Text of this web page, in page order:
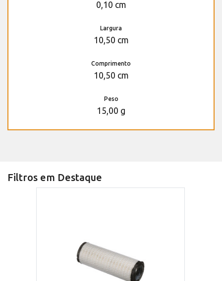
0,10 cm
Largura
10,50 cm
Comprimento
10,50 cm
Peso
15,00 g
Filtros em Destaque